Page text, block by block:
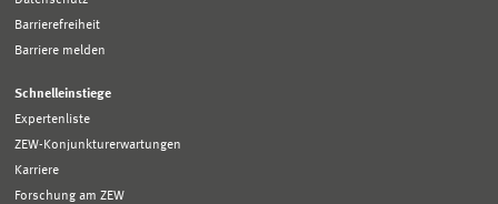
Barrierefreiheit
Barriere melden
Schnelleinstiege
Expertenliste
ZEW-Konjunkturerwartungen
Karriere
Forschung am ZEW